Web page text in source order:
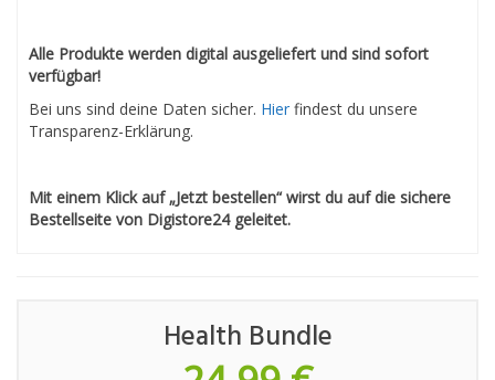
Alle Produkte werden digital ausgeliefert und sind sofort
verfügbar!
Bei uns sind deine Daten sicher. Hier findest du unsere
Transparenz-Erklärung.
Mit einem Klick auf „Jetzt bestellen“ wirst du auf die sichere
Bestellseite von Digistore24 geleitet.
Health Bundle